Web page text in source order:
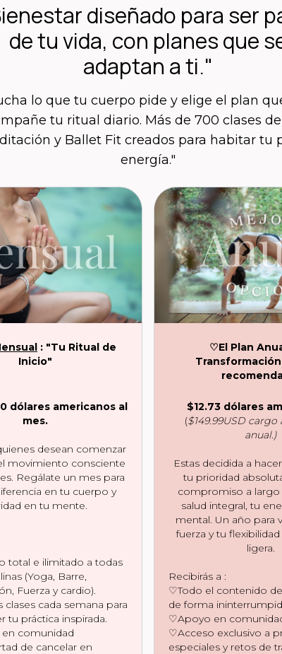
diseñado para ser
de tu vida, con planes que
adaptan a ti."
lo que tu cuerpo pide y elige el plan
tu ritual diario. Más de 700 clases de
y Ballet Fit creados para habitar tu
energía."
: "Tu Ritual de
Inicio"
dólares americanos al
mes.
desean comenzar
movimiento consciente
Regálate un mes para
en tu cuerpo y
en tu mente.
total e ilimitado a todas
(Yoga, Barre,
Fuerza y cardio).
clases cada semana para
tu práctica inspirada.
comunidad
de cancelar en
♡El Plan
$12.73 dólares
($149.99USD
anual.)
Estas decidida a
tu prioridad
compromiso a
salud integral, tu
mental. Un año para
fuerza y tu
ligera.
Recibirás a :
♡Todo el contenido
de forma
♡Apoyo en
♡Acceso exclusivo a
especiales y retos de